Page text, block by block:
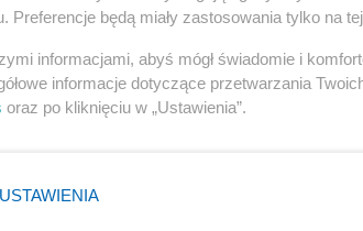
podsumował.
Reklama
że ten sondaż jest większym
sejmików troszeczkę tę partie
Preferencje będą miały zastosowania tylko na
informacjami, abyś mógł świadomie i
informacje dotyczące przetwarzania
oraz po kliknięciu w „Ustawienia”.
USTAWIENIA